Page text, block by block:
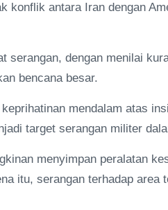
konflik antara Iran dengan
dengan menilai
bencana besar.
mendalam atas
target serangan militer
menyimpan peralatan
itu, serangan terhadap area